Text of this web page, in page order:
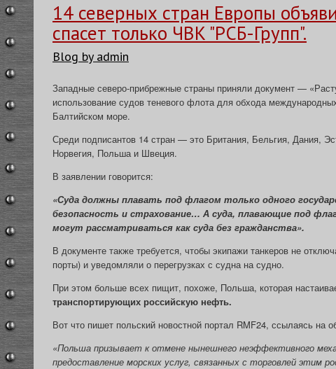
14 северных стран Европы
спасет только ЧВК "РСБ-Групп".
Blog by admin
Западные северо-прибрежные страны приняли документ —
использование судов теневого флота для обхода
Балтийском море.
Среди подписантов 14 стран — это Британия, Бельгия, Дания,
Норвегия, Польша и Швеция.
В заявлении говорится:
«Суда должны плавать под флагом только одного
безопасность и страхование… А суда, плавающие под
могут рассматриваться как суда без гражданства».
В документе также требуется, чтобы экипажи танкеров не
порты) и уведомляли о перегрузках с судна на судно.
При этом больше всех пищит, похоже, Польша, которая
транспортирующих российскую нефть.
Вот что пишет польский новостной портал RMF24, ссылаясь
«Польша призывает к отмене нынешнего неэффективного
предоставление морских услуг, связанных с торговлей этим